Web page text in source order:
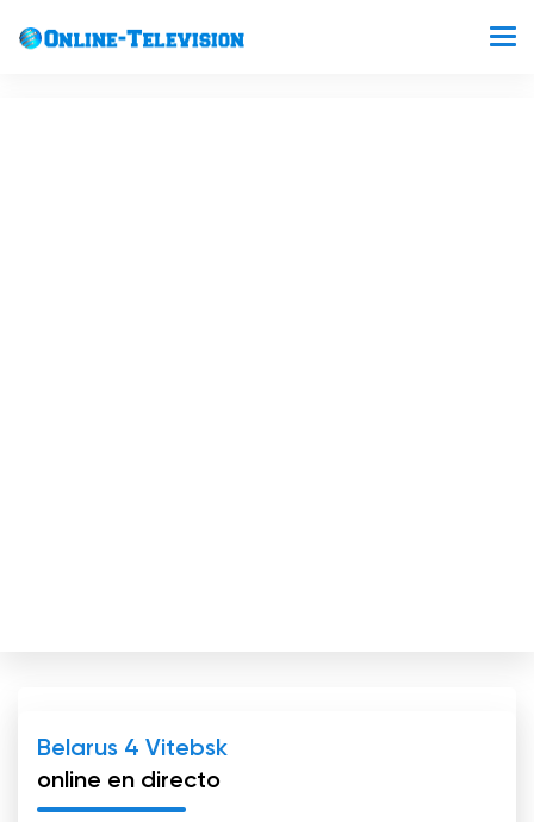
Belarus 4 Vitebsk
online en directo